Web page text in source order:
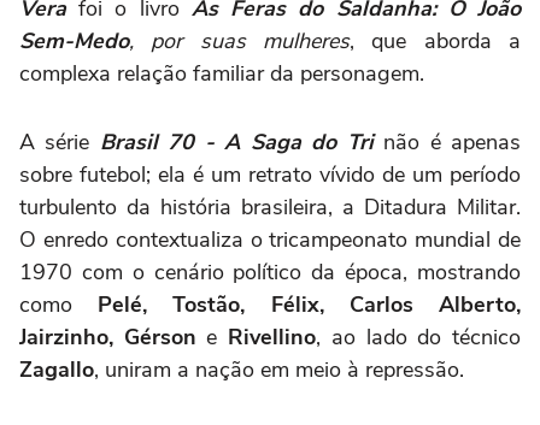
Verafoi o livro As Feras do Saldanha: O João
Sem-Medo, por suas mulheres, que aborda a
complexa relação familiar da personagem.
A série Brasil 70 - A Saga do Tri não é apenas
sobre futebol; ela é um retrato vívido de um período
turbulento da história brasileira, a Ditadura Militar.
O enredo contextualiza o tricampeonato mundial de
1970 com o cenário político da época, mostrando
como Pelé, Tostão, Félix, Carlos Alberto,
Jairzinho, Gérsone Rivellino, ao lado do técnico
Zagallo, uniram a nação em meio à repressão.